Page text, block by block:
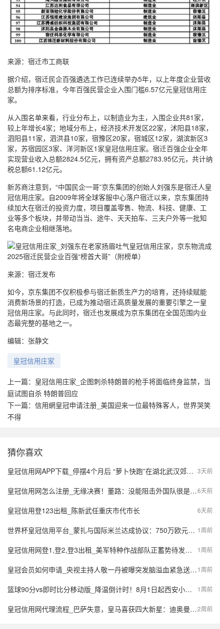
来源：宿迁市工商联
据介绍，宿迁民企百强遴选工作已连续举办5年，以上年度企业营收
总额为排序标准，今年百强民营企业入围门槛6.57亿元皇冠信用庄
家。
从入围名单来看，行业分布上，以制造业为主，入围企业共81家，
较上年增长4家；地域分布上，经济技术开发区22家，沭阳县18家，
泗阳县11家，泗洪县10家，宿豫区20家，宿城区12家，湖滨新区3
家，苏宿园区3家、洋河新区1家皇冠信用庄家。宿迁百强企业全年
实现营业收入总额2824.5亿元，拥有资产总额2783.95亿元，共计纳
税总额61.12亿元。
新苏商注意到，“中国民企一哥”京东集团的创始人刘强东是宿迁人皇
冠信用庄家。自2009年将全球客服中心落户宿迁以来，京东集团持
续加大在宿迁的投资力度，项目覆盖零售、物流、科技、健康、工
业等多个板块，并带动当当、途牛、天天拍车、三夫户外等一批知
名电商企业相继落地。
来源：宿迁发布
如今，京东集团不仅积极参与宿迁新质生产力的培育，还持续赋能
消费新场景的打造，已成为推动宿迁高质量发展的重要引擎之一皇
冠信用庄家。与此同时，宿迁也发展成为京东集团在全国范围内业
态最完整的基地之一。
编辑：张静文
皇冠信用庄家
上一篇： 皇冠信用庄家_企图刺杀特朗普的枪手将面临终身监禁，当
庭试图自杀 特朗普回应
下一篇： 信用網皇冠申请注册_美国迎来一位最特殊客人，世界哭笑
不得
猜你喜欢
3天前
皇冠信用网APP下载_停摆4个月后 “萝卜快跑”在湖北武汉郊区重新接单，多名本地用户发帖称重新叫到车
6天前
皇冠信用网怎么注册_无缘决赛！董路：没能阻击外国队很是自责，孩子们尽力了责任在我
6天前
皇冠信用登123出租_陈新武任重庆市代市长
1周前
世界杯皇冠信用平台_蒙扎与国际米兰达成协议：750万欧元签下阿金桑米罗，10%二转分成成亮点
1周前
皇冠信用网登1,登2,登3出租_美军特种作战部队正蓄势待发，派数千美军入境伊朗，强行夺取9吨铀浓缩？
1周前
皇冠会员如何申请_央视主持人敬一丹被曝突发脑溢血紧急送医，最新公众号置顶评论回应：不信谣，不传谣
1周前
篮球90分vs即时比分移动版_降温倒计时！8月1日起西安小到中雨，陕西局地大到暴雨，气象预报→
2周前
皇冠信用网代理流程_巴萨失意，皇马喜获四大新星：迪奥曼德、B席、库库雷利亚与邓弗里斯的转会内幕